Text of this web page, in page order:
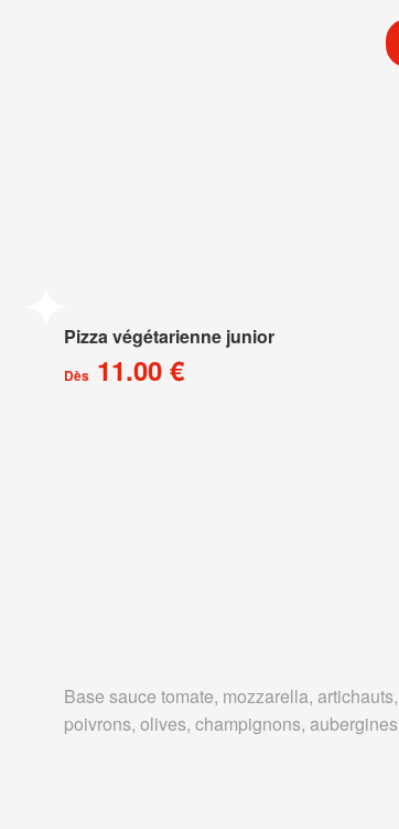
Pizza végétarienne junior
Dès11.00 €
Base sauce tomate, mozzarella, artichauts,
poivrons, olives, champignons, aubergines